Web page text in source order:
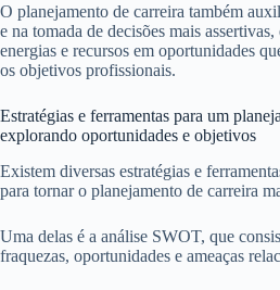
O planejamento de carreira também
e na tomada de decisões mais
energias e recursos em oportunidades
os objetivos profissionais.
Estratégias e ferramentas para um
explorando oportunidades e objetivos
Existem diversas estratégias e
para tornar o planejamento de carreira
Uma delas é a análise SWOT, que
fraquezas, oportunidades e ameaças